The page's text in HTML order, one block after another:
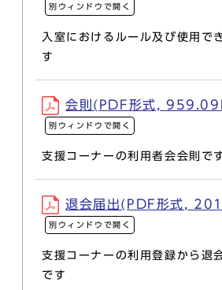
別ウィンドウで開く
入室におけるルール及び使用で
す
会則(PDF形式,
別ウィンドウで開く
支援コーナーの利用者会会則で
退会届出(PDF形式,
別ウィンドウで開く
支援コーナーの利用登録から退
です